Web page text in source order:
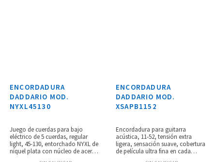
ENCORDADURA
DADDARIO MOD.
NYXL45130
Juego de cuerdas para bajo
eléctrico de 5 cuerdas, regular
light, 45-130, entorchado NYXL de
níquel plata con núcleo de acero
ENCORDADURA
DADDARIO MOD.
XSAPB1152
Encordadura para guitarra
acústica, 11-52, tensión extra
ligera, sensación suave, cobertura
de película ultra fina en cada